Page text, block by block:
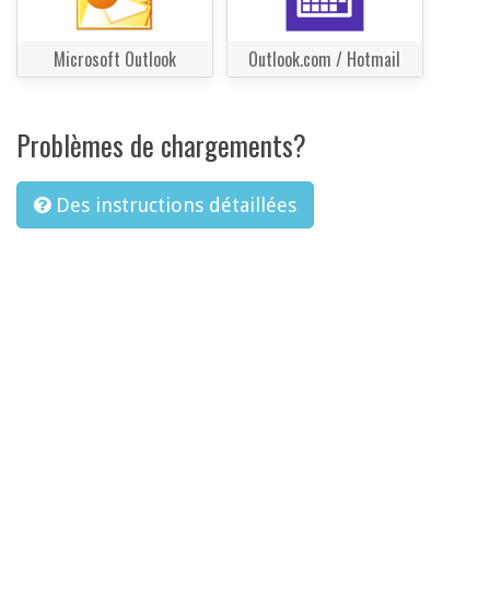
Microsoft Outlook Outlook.com / Hotmail
Problèmes de chargements?
Des instructions détaillées